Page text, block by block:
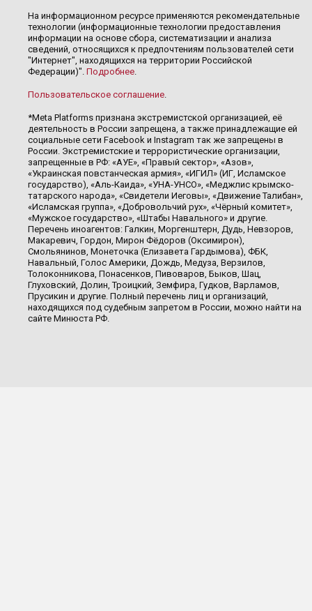
На информационном ресурсе применяются рекомендательные
технологии (информационные технологии предоставления
информации на основе сбора, систематизации и анализа
сведений, относящихся к предпочтениям пользователей сети
"Интернет", находящихся на территории Российской
Федерации)". Подробнее.
Пользовательское соглашение.
*Meta Platforms признана экстремистской организацией, её
деятельность в России запрещена, а также принадлежащие ей
социальные сети Facebook и Instagram так же запрещены в
России. Экстремистские и террористические организации,
запрещенные в РФ: «АУЕ», «Правый сектор», «Азов»,
«Украинская повстанческая армия», «ИГИЛ» (ИГ, Исламское
государство), «Аль-Каида», «УНА-УНСО», «Меджлис крымско-
татарского народа», «Свидетели Иеговы», «Движение Талибан»,
«Исламская группа», «Добровольчий рух», «Чёрный комитет»,
«Мужское государство», «Штабы Навального» и другие.
Перечень иноагентов: Галкин, Моргенштерн, Дудь, Невзоров,
Макаревич, Гордон, Мирон Фёдоров (Оксимирон),
Смольянинов, Монеточка (Елизавета Гардымова), ФБК,
Навальный, Голос Америки, Дождь, Медуза, Верзилов,
Толоконникова, Понасенков, Пивоваров, Быков, Шац,
Глуховский, Долин, Троицкий, Земфира, Гудков, Варламов,
Прусикин и другие. Полный перечень лиц и организаций,
находящихся под судебным запретом в России, можно найти на
сайте Минюста РФ.